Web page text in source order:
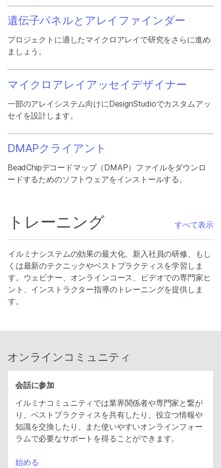
遺伝子パネルとアレイファインダー
プロジェクトに適したマイクロアレイで研究をさらに進め
ましょう。
マイクロアレイアッセイデザイナー
一部のアレイシステム向けにDesignStudioでカスタムアッ
セイを設計します。
DMAPクライアント
BeadChipデコードマップ（DMAP）ファイルをダウンロ
ードするためのソフトウェアをインストールする。
トレーニング すべて表示
イルミナシステムの効果の最大化、新入社員の研修、もし
くは最新のテクニックやベストプラクティスを学習しま
す。ウェビナー、オンラインコース、ビデオでの専門家ヒ
ント、インストラクター指導のトレーニングを提供しま
す。
オンラインコミュニティ
会話に参加
イルミナコミュニティでは業界関係者や専門家と繋が
り、ベストプラクティスを共有したり、役立つ情報や
知識を交換したり、また使いやすいオンラインフォー
ラムで必要なサポートを得ることができます。
始める